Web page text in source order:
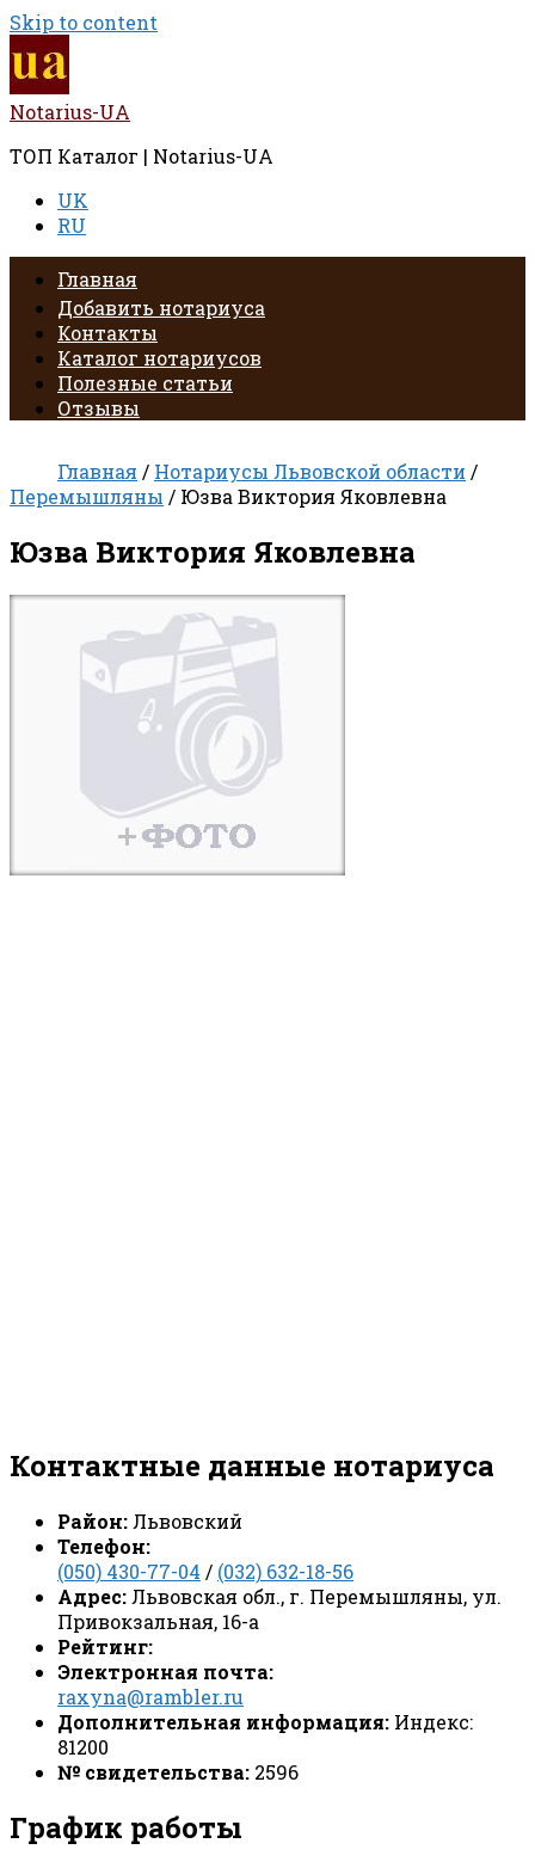
Skip to content
Notarius-UA
ТОП Каталог | Notarius-UA
UK
RU
Главная
Добавить нотариуса
Контакты
Каталог нотариусов
Полезные статьи
Отзывы
Главная / Нотариусы Львовской области /
Перемышляны / Юзва Виктория Яковлевна
Юзва Виктория Яковлевна
Контактные данные нотариуса
Район: Львовский
Телефон:
(050) 430-77-04 / (032) 632-18-56
Адрес: Львовская обл., г. Перемышляны, ул.
Привокзальная, 16-а
Рейтинг:
Электронная почта:
raxyna@rambler.ru
Дополнительная информация: Индекс:
81200
№ свидетельства: 2596
График работы